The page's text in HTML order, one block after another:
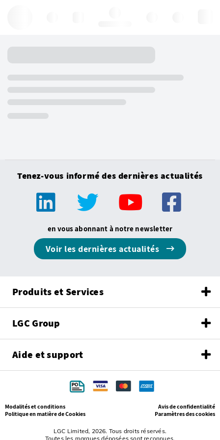
Tenez-vous informé des dernières actualités
en vous abonnant à notre newsletter
Voir les dernières actualités
Produits et Services
LGC Group
Aide et support
LGC Limited, 2026. Tous droits réservés.
Toutes les marques déposées sont reconnues.
Modalités et conditions
Avis de confidentialité
Politique en matière de Cookies
Paramètres des cookies